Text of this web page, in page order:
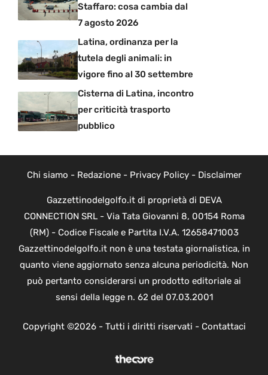
Staffaro: cosa cambia dal
7 agosto 2026
Latina, ordinanza per la
tutela degli animali: in
vigore fino al 30 settembre
Cisterna di Latina, incontro
per criticità trasporto
pubblico
Chi siamo - Redazione- Privacy Policy- Disclaimer
Gazzettinodelgolfo.it di proprietà di DEVA
CONNECTION SRL - Via Tata Giovanni 8, 00154 Roma
(RM) - Codice Fiscale e Partita I.V.A. 12658471003
Gazzettinodelgolfo.it non è una testata giornalistica, in
quanto viene aggiornato senza alcuna periodicità. Non
può pertanto considerarsi un prodotto editoriale ai
sensi della legge n. 62 del 07.03.2001
Copyright ©2026 - Tutti i diritti riservati - Contattaci